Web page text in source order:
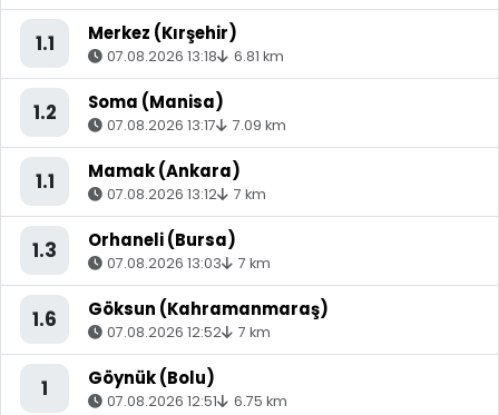
1.1 Merkez (Kırşehir)
07.08.2026 13:18 6.81 km
1.2 Soma (Manisa)
07.08.2026 13:17 7.09 km
1.1 Mamak (Ankara)
07.08.2026 13:12 7 km
1.3 Orhaneli (Bursa)
07.08.2026 13:03 7 km
1.6 Göksun (Kahramanmaraş)
07.08.2026 12:52 7 km
1 Göynük (Bolu)
07.08.2026 12:51 6.75 km